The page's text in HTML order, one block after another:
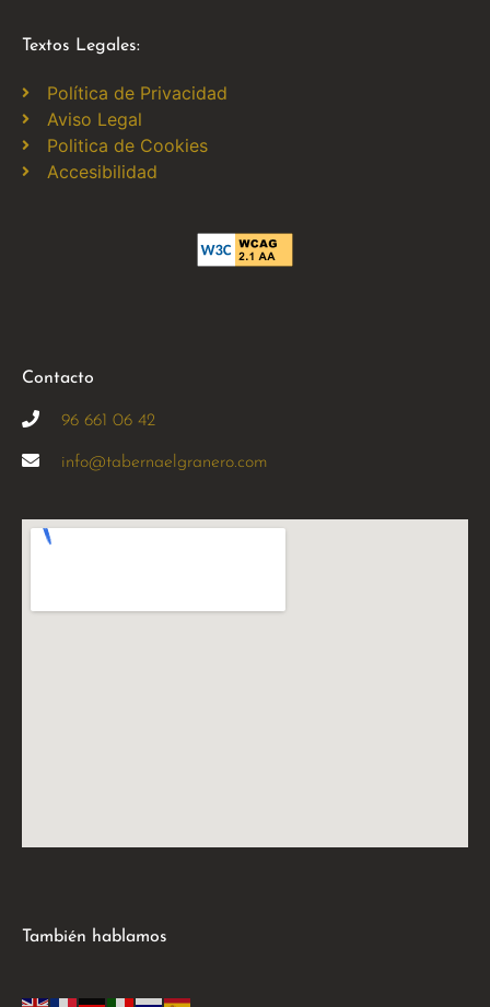
Textos Legales:
Política de Privacidad
Aviso Legal
Politica de Cookies
Accesibilidad
Contacto
96 661 06 42
info@tabernaelgranero.com
También hablamos